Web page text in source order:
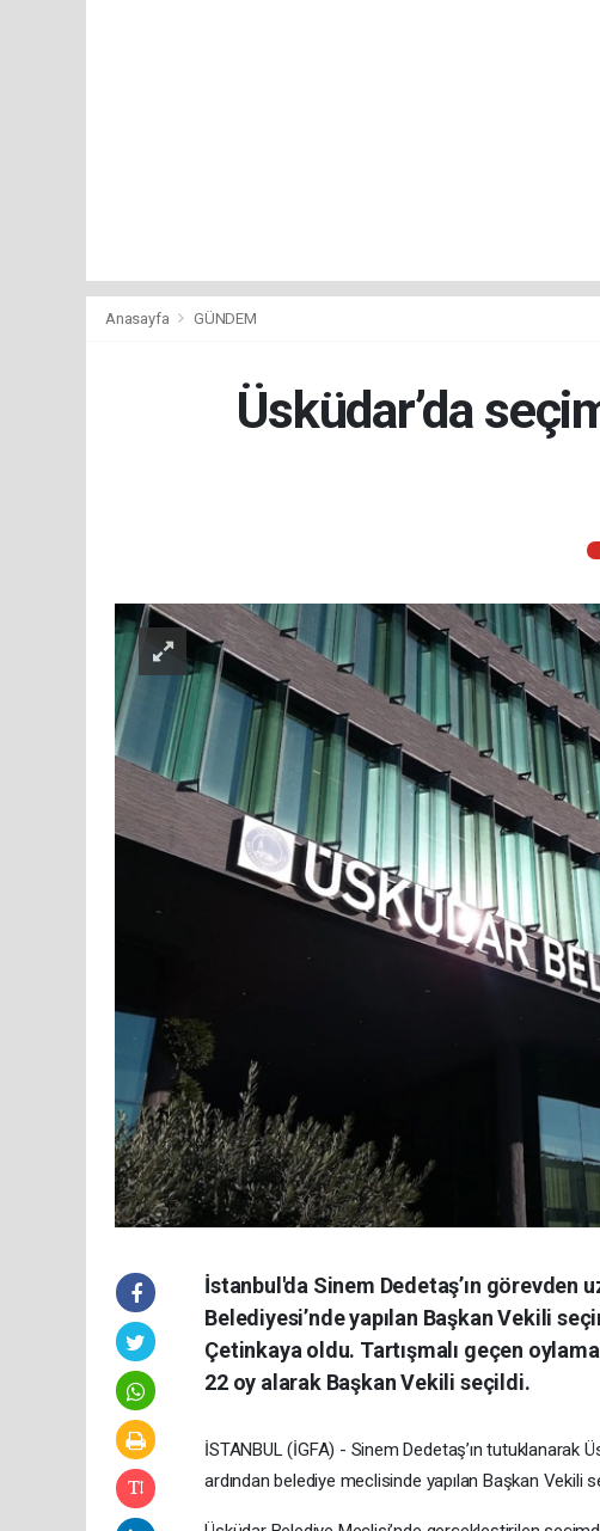
Anasayfa GÜNDEM
Üsküdar’da
İstanbul'da Sinem Dedetaş’ın görevden
Belediyesi’nde yapılan Başkan Vekili
Çetinkaya oldu. Tartışmalı geçen
22 oy alarak Başkan Vekili seçildi.
İSTANBUL (İGFA) - Sinem Dedetaş’ın tutuklanarak
ardından belediye meclisinde yapılan Başkan Vekili